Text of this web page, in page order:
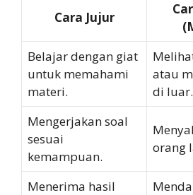
Cara Jujur
Belajar dengan giat
untuk memahami
materi.
atau
di luar.
Mengerjakan soal
sesuai
kemampuan.
orang
Menerima hasil